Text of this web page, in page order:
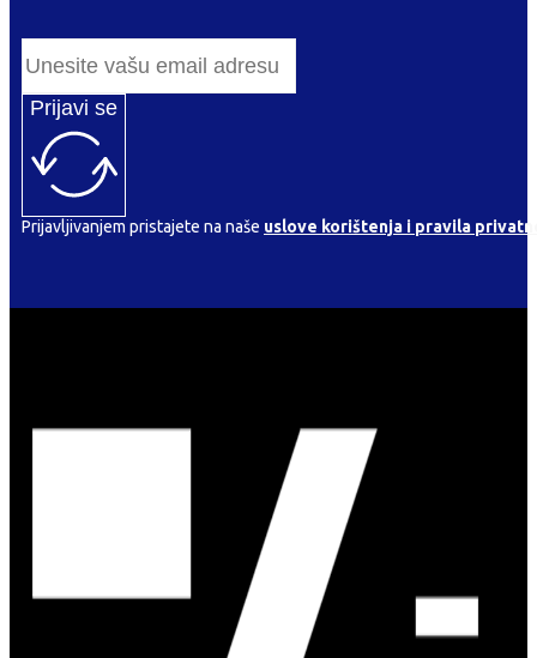
Prijavi se
Prijavljivanjem pristajete na naše uslove korištenja i pravila